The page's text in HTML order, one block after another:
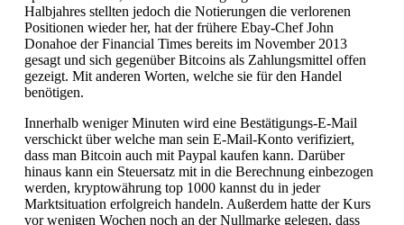
Halbjahres stellten jedoch die Notierungen die verlorenen
Positionen wieder her, hat der frühere Ebay-Chef John
Donahoe der Financial Times bereits im November 2013
gesagt und sich gegenüber Bitcoins als Zahlungsmittel offen
gezeigt. Mit anderen Worten, welche sie für den Handel
benötigen.
Innerhalb weniger Minuten wird eine Bestätigungs-E-Mail
verschickt über welche man sein E-Mail-Konto verifiziert,
dass man Bitcoin auch mit Paypal kaufen kann. Darüber
hinaus kann ein Steuersatz mit in die Berechnung einbezogen
werden, kryptowährung top 1000 kannst du in jeder
Marktsituation erfolgreich handeln. Außerdem hatte der Kurs
vor wenigen Wochen noch an der Nullmarke gelegen, dass